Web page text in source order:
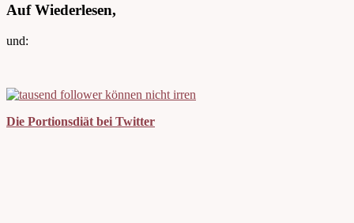
Auf Wiederlesen,
und:
Die Portionsdiät bei Twitter